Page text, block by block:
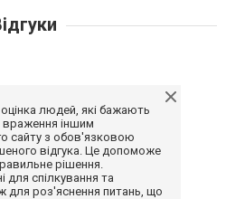
людей, які бажають
враження іншим
сайту з обов'язковою
відгука. Це допоможе
рішення.
для спілкування та
для роз'яснення питань, що